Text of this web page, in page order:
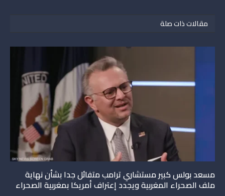
مقالات ذات صلة
مسعد بولس كبير مستشاري ترامب متفائل جدا بشأن نهاية
ملف الصحراء المغربية ويجدد إعتراف أمريكا بمغربية الصحراء